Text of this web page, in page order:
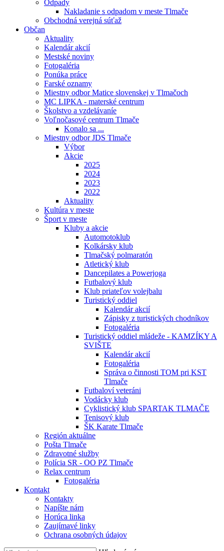
Odpady
Nakladanie s odpadom v meste Tlmače
Obchodná verejná súťaž
Občan
Aktuality
Kalendár akcií
Mestské noviny
Fotogaléria
Ponúka práce
Farské oznamy
Miestny odbor Matice slovenskej v Tlmačoch
MC LIPKA - materské centrum
Školstvo a vzdelávaníe
Voľnočasové centrum Tlmače
Konalo sa ...
Miestny odbor JDS Tlmače
Výbor
Akcie
2025
2024
2023
2022
Aktuality
Kultúra v meste
Šport v meste
Kluby a akcie
Automotoklub
Kolkársky klub
Tlmačský polmaratón
Atletický klub
Dancepilates a Powerjoga
Futbalový klub
Klub priateľov volejbalu
Turistický oddiel
Kalendár akcií
Zápisky z turistických chodníkov
Fotogaléria
Turistický oddiel mládeže - KAMZÍKY A
SVIŠTE
Kalendár akcií
Fotogaléria
Správa o činnosti TOM pri KST
Tlmače
Futbaloví veteráni
Vodácky klub
Cyklistický klub SPARTAK TLMAČE
Tenisový klub
ŠK Karate Tlmače
Región aktuálne
Pošta Tlmače
Zdravotné služby
Polícia SR - OO PZ Tlmače
Relax centrum
Fotogaléria
Kontakt
Kontakty
Napíšte nám
Horúca linka
Zaujímavé linky
Ochrana osobných údajov